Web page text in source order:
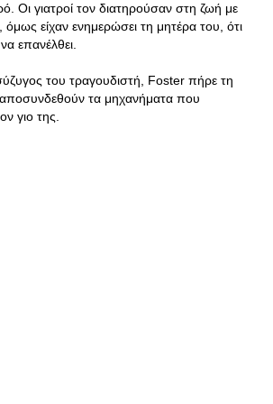
Οι γιατροί τον διατηρούσαν στη ζωή με
όμως είχαν ενημερώσει τη μητέρα του, ότι
επανέλθει.
του τραγουδιστή, Foster πήρε τη
τα μηχανήματα που
γιο της.